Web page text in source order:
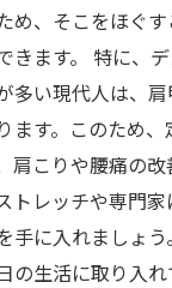
め、そこをほぐ
きます。 特に、
多い現代人は、
ます。このため
肩こりや腰痛の
トレッチや専門
手に入れましょ
の生活に取り入れ